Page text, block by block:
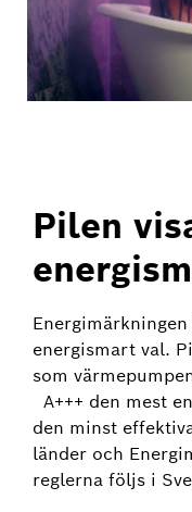
Pilen
energismart val.
som
A+++ den mest
den minst
länder och
reglerna följs i